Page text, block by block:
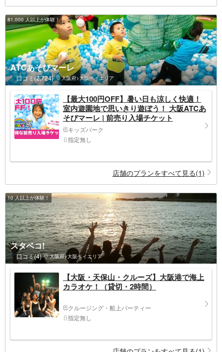
81,000 人以上が体験！
ATCあそびマーレ
口コミ(2,724) 大阪府>大阪ベイエリア
【最大100円OFF】暑い日も涼しく快適！
室内遊園地で思いきり遊ぼう！ 大阪ATCあ
そびマーレ | 前売り入場チケット
キッズパーク
指定無し
店舗のプランをすべて見る(1)
10 人以上が体験！
スタベコ!
口コミ(4) 大阪府>大阪ベイエリア
【大阪・天保山・クルーズ】大阪港で海上
カラオケ！（貸切・2時間）
クルージング・船上パーティー
指定無し